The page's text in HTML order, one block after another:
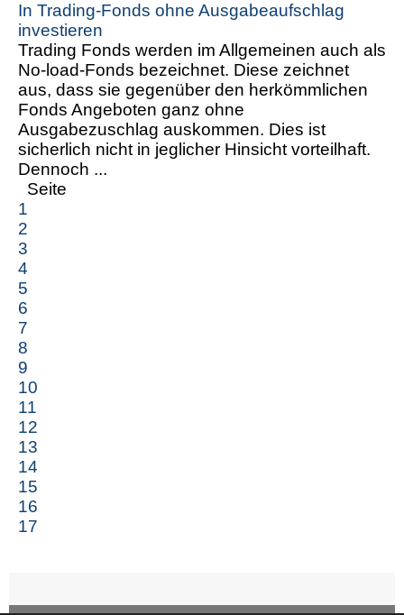
In Trading-Fonds ohne Ausgabeaufschlag
investieren
Trading Fonds werden im Allgemeinen auch als
No-load-Fonds bezeichnet. Diese zeichnet
aus, dass sie gegenüber den herkömmlichen
Fonds Angeboten ganz ohne
Ausgabezuschlag auskommen. Dies ist
sicherlich nicht in jeglicher Hinsicht vorteilhaft.
Dennoch ...
Seite
1
2
3
4
5
6
7
8
9
10
11
12
13
14
15
16
17